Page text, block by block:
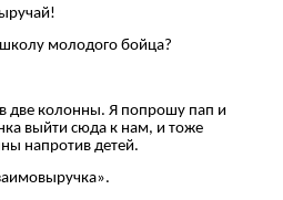
молодого бойца?
в две колонны. Я попрошу пап и
выйти сюда к нам, и тоже
напротив детей.